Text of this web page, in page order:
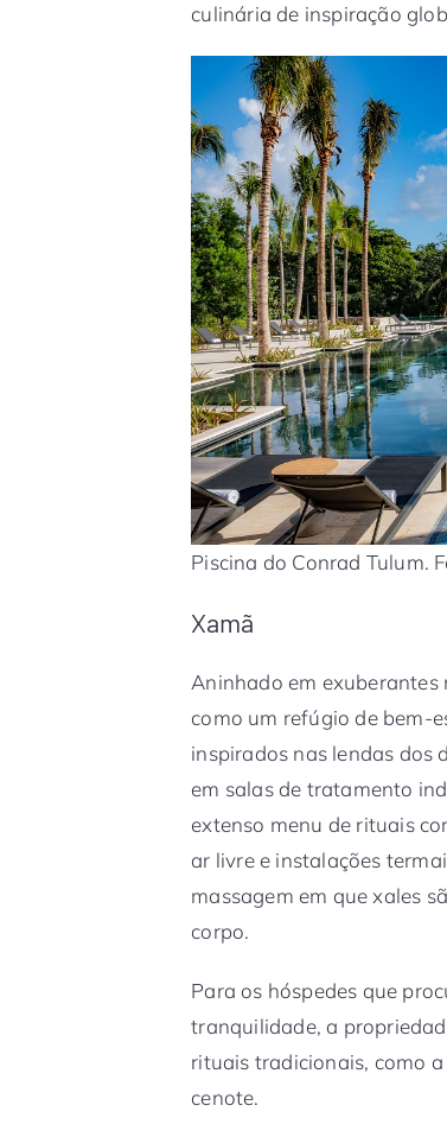
culinária de inspiração
Piscina do Conrad Tulum.
Xamã
Aninhado em
como um refúgio de bem-
inspirados nas lendas dos
em salas de tratamento
extenso menu de rituais
ar livre e instalações
massagem em que xales
corpo.
Para os hóspedes que
tranquilidade, a
rituais tradicionais, como
cenote.